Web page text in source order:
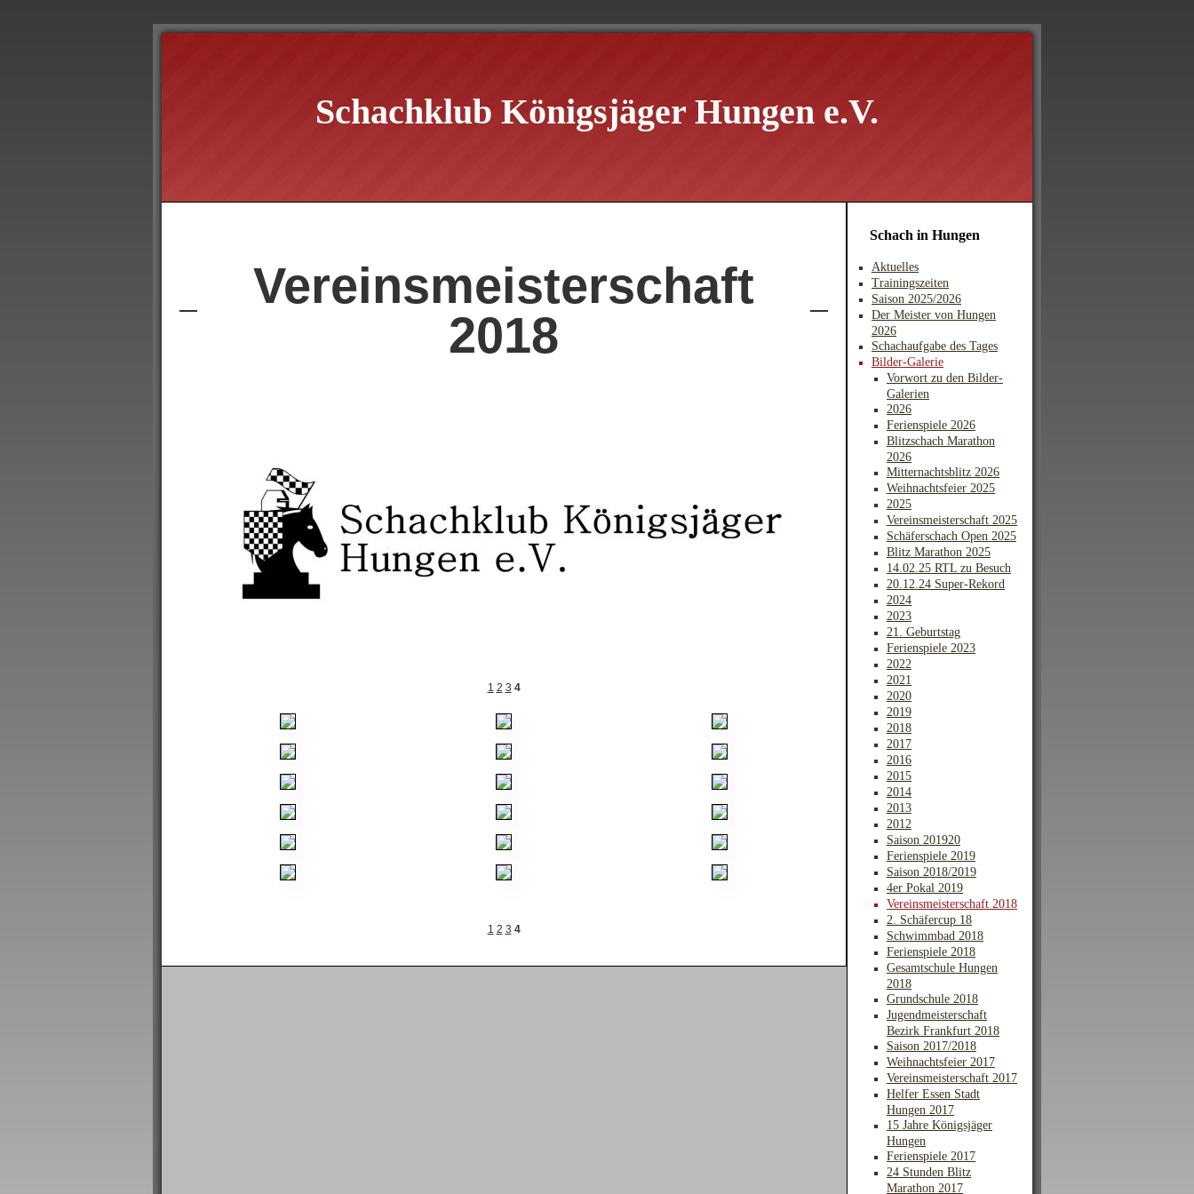
Schachklub Königsjäger Hungen e.V.
Vereinsmeisterschaft
2018
1 2 3 4
1 2 3 4
Schach in Hungen
Aktuelles
Trainingszeiten
Saison 2025/2026
Der Meister von Hungen
2026
Schachaufgabe des Tages
Bilder-Galerie
Vorwort zu den Bilder-
Galerien
2026
Ferienspiele 2026
Blitzschach Marathon
2026
Mitternachtsblitz 2026
Weihnachtsfeier 2025
2025
Vereinsmeisterschaft 2025
Schäferschach Open 2025
Blitz Marathon 2025
14.02.25 RTL zu Besuch
20.12.24 Super-Rekord
2024
2023
21. Geburtstag
Ferienspiele 2023
2022
2021
2020
2019
2018
2017
2016
2015
2014
2013
2012
Saison 201920
Ferienspiele 2019
Saison 2018/2019
4er Pokal 2019
Vereinsmeisterschaft 2018
2. Schäfercup 18
Schwimmbad 2018
Ferienspiele 2018
Gesamtschule Hungen
2018
Grundschule 2018
Jugendmeisterschaft
Bezirk Frankfurt 2018
Saison 2017/2018
Weihnachtsfeier 2017
Vereinsmeisterschaft 2017
Helfer Essen Stadt
Hungen 2017
15 Jahre Königsjäger
Hungen
Ferienspiele 2017
24 Stunden Blitz
Marathon 2017